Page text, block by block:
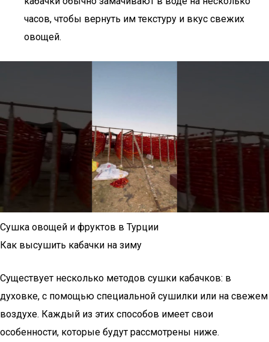
часов, чтобы вернуть им текстуру и вкус свежих
овощей.
Сушка овощей и фруктов в Турции
Как высушить кабачки на зиму
Существует несколько методов сушки кабачков: в
духовке, с помощью специальной сушилки или на свежем
воздухе. Каждый из этих способов имеет свои
особенности, которые будут рассмотрены ниже.